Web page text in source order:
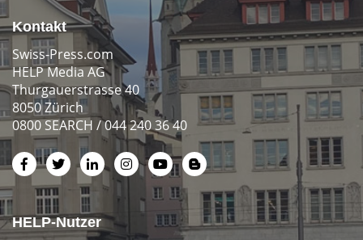
Kontakt
Swiss-Press.com
HELP Media AG
Thurgauerstrasse 40
8050 Zürich
0800 SEARCH / 044 240 36 40
HELP-Nutzer